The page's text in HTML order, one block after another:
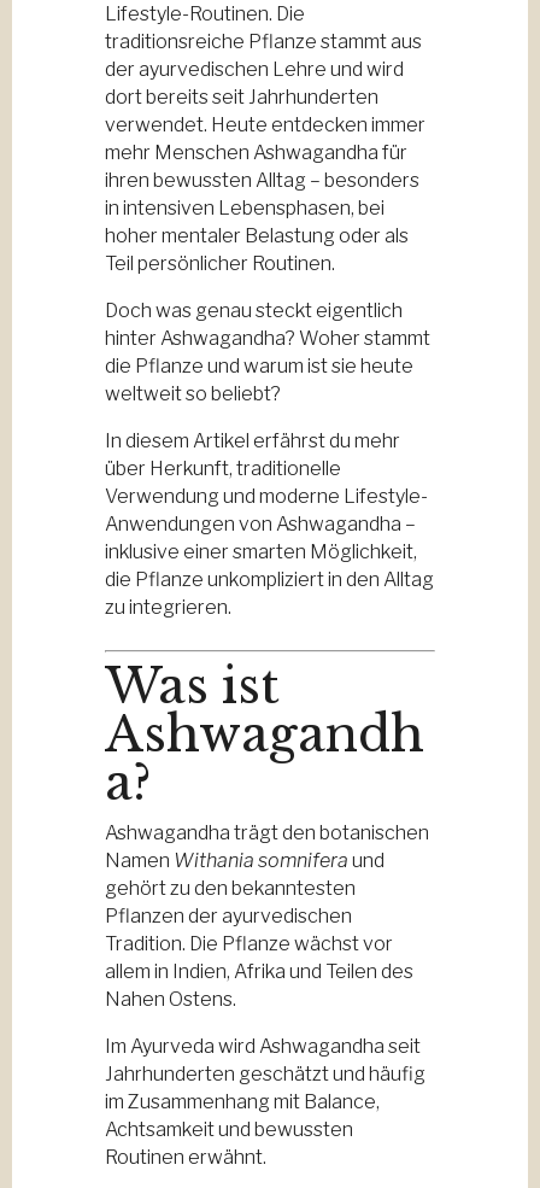
Lifestyle-Routinen. Die
traditionsreiche Pflanze stammt aus
der ayurvedischen Lehre und wird
dort bereits seit Jahrhunderten
verwendet. Heute entdecken immer
mehr Menschen Ashwagandha für
ihren bewussten Alltag – besonders
in intensiven Lebensphasen, bei
hoher mentaler Belastung oder als
Teil persönlicher Routinen.
Doch was genau steckt eigentlich
hinter Ashwagandha? Woher stammt
die Pflanze und warum ist sie heute
weltweit so beliebt?
In diesem Artikel erfährst du mehr
über Herkunft, traditionelle
Verwendung und moderne Lifestyle-
Anwendungen von Ashwagandha –
inklusive einer smarten Möglichkeit,
die Pflanze unkompliziert in den Alltag
zu integrieren.
Was ist
Ashwagandh
a?
Ashwagandha trägt den botanischen
Namen Withania somnifera und
gehört zu den bekanntesten
Pflanzen der ayurvedischen
Tradition. Die Pflanze wächst vor
allem in Indien, Afrika und Teilen des
Nahen Ostens.
Im Ayurveda wird Ashwagandha seit
Jahrhunderten geschätzt und häufig
im Zusammenhang mit Balance,
Achtsamkeit und bewussten
Routinen erwähnt.